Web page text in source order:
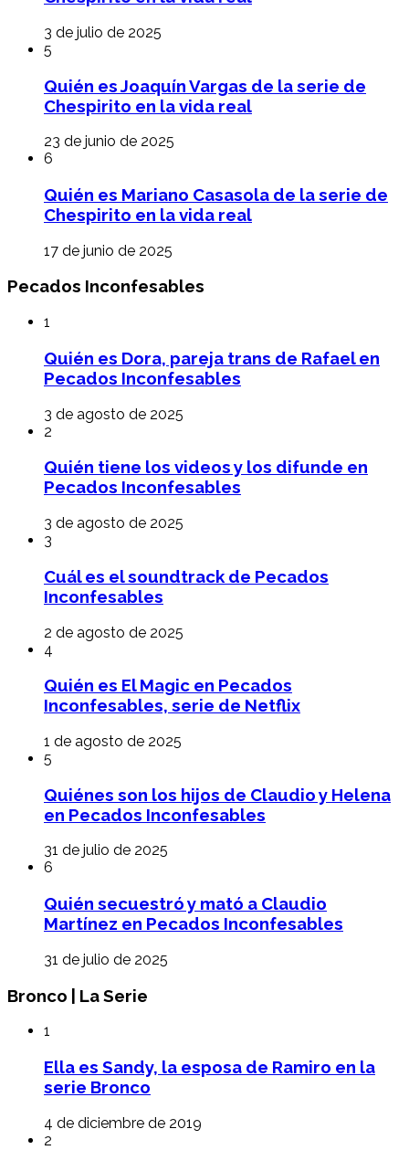
3 de julio de 2025
5
Quién es Joaquín Vargas de la serie de
Chespirito en la vida real
23 de junio de 2025
6
Quién es Mariano Casasola de la serie de
Chespirito en la vida real
17 de junio de 2025
Pecados Inconfesables
1
Quién es Dora, pareja trans de Rafael en
Pecados Inconfesables
3 de agosto de 2025
2
Quién tiene los videos y los difunde en
Pecados Inconfesables
3 de agosto de 2025
3
Cuál es el soundtrack de Pecados
Inconfesables
2 de agosto de 2025
4
Quién es El Magic en Pecados
Inconfesables, serie de Netflix
1 de agosto de 2025
5
Quiénes son los hijos de Claudio y Helena
en Pecados Inconfesables
31 de julio de 2025
6
Quién secuestró y mató a Claudio
Martínez en Pecados Inconfesables
31 de julio de 2025
Bronco | La Serie
1
Ella es Sandy, la esposa de Ramiro en la
serie Bronco
4 de diciembre de 2019
2